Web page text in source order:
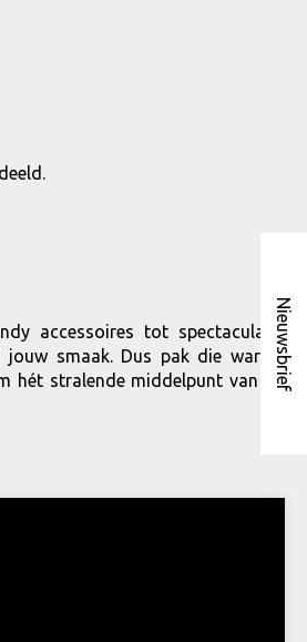
accessoires tot spectaculaire
smaak. Dus pak die warme
hét stralende middelpunt van deNieuwsbrief